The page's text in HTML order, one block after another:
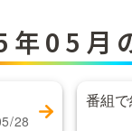
05月
28
番組